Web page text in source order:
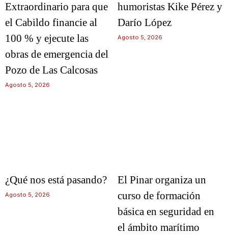
Extraordinario para que
el Cabildo financie al
100 % y ejecute las
obras de emergencia del
Pozo de Las Calcosas
Agosto 5, 2026
humoristas Kike Pérez y
Darío López
Agosto 5, 2026
¿Qué nos está pasando?
Agosto 5, 2026
El Pinar organiza un
curso de formación
básica en seguridad en
el ámbito marítimo